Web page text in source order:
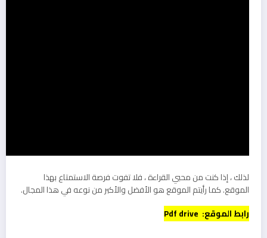
لذلك ، إذا كنت من محبي القراءة ، فلا تفوت فرصة الاستمتاع بهذا
الموقع. كما رأيتم الموقع هو الأفضل والأكبر من نوعه في هذا المجال.
رابط الموقع: Pdf drive